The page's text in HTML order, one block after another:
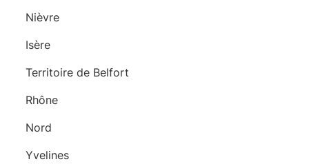
Nièvre
Isère
Territoire de Belfort
Rhône
Nord
Yvelines